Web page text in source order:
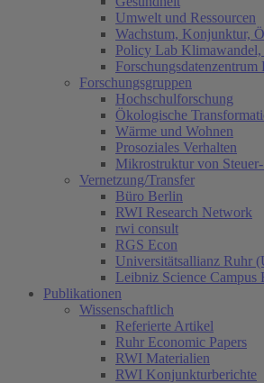
Umwelt und Ressourcen
Wachstum, Konjunktur,
Policy Lab
Forschungsgruppen
Hochschulforschung
Ökologische
Wärme und Wohnen
Prosoziales Verhalten
Mikrostruktur von
Vernetzung/Transfer
Büro Berlin
RWI Research Network
rwi consult
RGS Econ
Universitätsallianz Ruhr
Leibniz Science Campus
Publikationen
Wissenschaftlich
Referierte Artikel
Ruhr Economic Papers
RWI Materialien
RWI Konjunkturberichte